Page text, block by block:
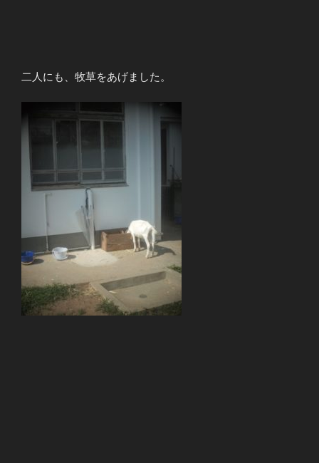
二人にも、牧草をあげました。